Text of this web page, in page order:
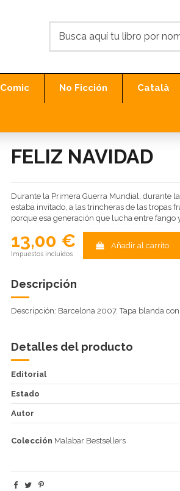
Comic No Ficción Català
FELIZ NAVIDAD
Durante la Primera Guerra Mundial, durante
estaba invitado, a las trincheras de las tropas
porque esa generación que lucha entre
13,00 €
Impuestos incluidos
Añadir al carrito
Descripción
Descripción: Barcelona 2007. Tapa blanda
Detalles del producto
Editorial
Estado
Autor
Colección Malabar Bestsellers